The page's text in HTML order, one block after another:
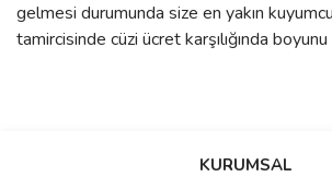
gelmesi durumunda size en yakın
tamircisinde cüzi ücret karşılığında
Bu ürüne ilk yorumu siz yapın!
KURUMSAL